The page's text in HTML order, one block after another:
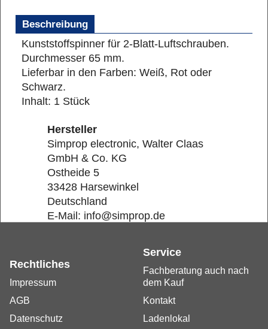
Beschreibung
Kunststoffspinner für 2-Blatt-Luftschrauben.
Durchmesser 65 mm.
Lieferbar in den Farben: Weiß, Rot oder
Schwarz.
Inhalt: 1 Stück
Hersteller
Simprop electronic, Walter Claas
GmbH & Co. KG
Ostheide 5
33428 Harsewinkel
Deutschland
E-Mail: info@simprop.de
Service
Fachberatung auch nach
dem Kauf
Kontakt
Ladenlokal
Rechtliches
Impressum
AGB
Datenschutz